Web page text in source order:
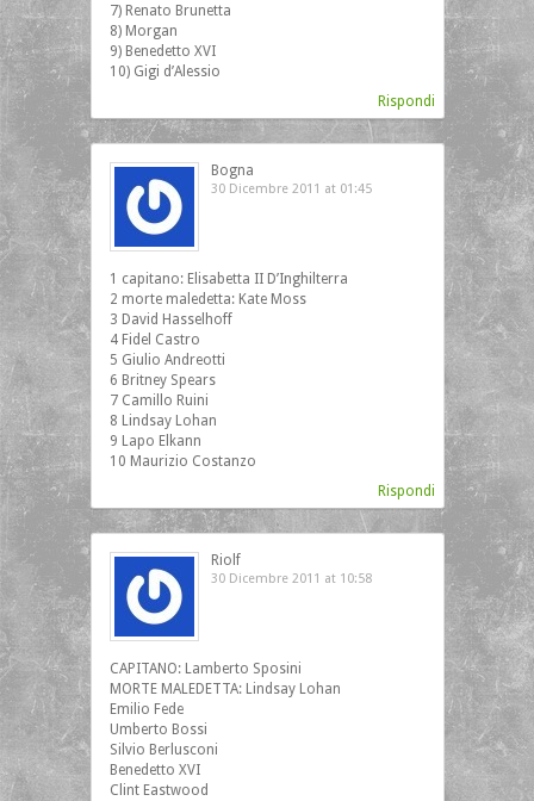
7) Renato Brunetta
8) Morgan
9) Benedetto XVI
10) Gigi d’Alessio
Rispondi
Bogna
30 Dicembre 2011 at 01:45
1 capitano: Elisabetta II D’Inghilterra
2 morte maledetta: Kate Moss
3 David Hasselhoff
4 Fidel Castro
5 Giulio Andreotti
6 Britney Spears
7 Camillo Ruini
8 Lindsay Lohan
9 Lapo Elkann
10 Maurizio Costanzo
Rispondi
Riolf
30 Dicembre 2011 at 10:58
CAPITANO: Lamberto Sposini
MORTE MALEDETTA: Lindsay Lohan
Emilio Fede
Umberto Bossi
Silvio Berlusconi
Benedetto XVI
Clint Eastwood